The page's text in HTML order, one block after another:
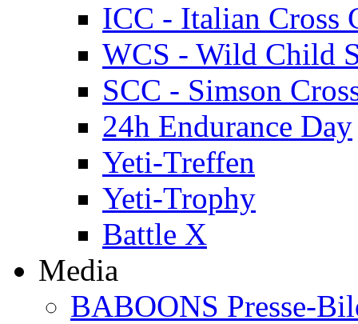
ICC - Italian Cross
WCS - Wild Child
SCC - Simson
24h Endurance Day
Yeti-Treffen
Yeti-Trophy
Battle X
Media
BABOONS Presse-